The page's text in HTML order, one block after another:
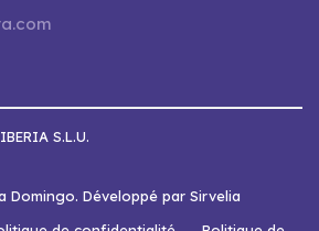
S.L.U.
Domingo. Développé par Sirvelia